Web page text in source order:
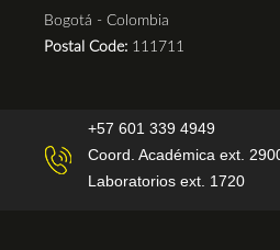
Bogotá - Colombia
Postal Code: 111711
+57 601 339 4949
Coord. Académica ext.
Laboratorios ext. 1720